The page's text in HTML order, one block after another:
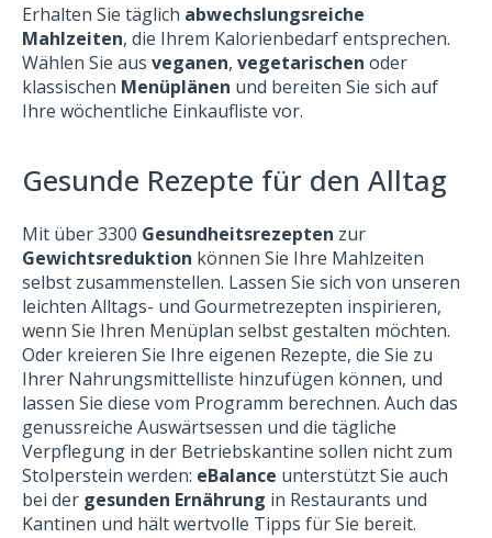
Erhalten Sie täglich abwechslungsreiche
Mahlzeiten, die Ihrem Kalorienbedarf entsprechen.
Wählen Sie aus veganen, vegetarischen oder
klassischen Menüplänen und bereiten Sie sich auf
Ihre wöchentliche Einkaufliste vor.
Gesunde Rezepte für den Alltag
Mit über 3300 Gesundheitsrezepten zur
Gewichtsreduktion können Sie Ihre Mahlzeiten
selbst zusammenstellen. Lassen Sie sich von unseren
leichten Alltags- und Gourmetrezepten inspirieren,
wenn Sie Ihren Menüplan selbst gestalten möchten.
Oder kreieren Sie Ihre eigenen Rezepte, die Sie zu
Ihrer Nahrungsmittelliste hinzufügen können, und
lassen Sie diese vom Programm berechnen. Auch das
genussreiche Auswärtsessen und die tägliche
Verpflegung in der Betriebskantine sollen nicht zum
Stolperstein werden: eBalance unterstützt Sie auch
bei der gesunden Ernährung in Restaurants und
Kantinen und hält wertvolle Tipps für Sie bereit.